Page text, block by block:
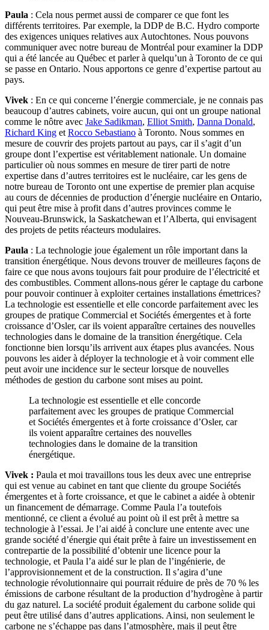
Paula : Cela nous permet aussi de comparer ce que font les
différents territoires. Par exemple, la DDP de B.C. Hydro comporte
des exigences uniques relatives aux Autochtones. Nous pouvons
communiquer avec notre bureau de Montréal pour examiner la DDP
qui a été lancée au Québec et parler à quelqu’un à Toronto de ce qui
se passe en Ontario. Nous apportons ce genre d’expertise partout au
pays.
Vivek : En ce qui concerne l’énergie commerciale, je ne connais pas
beaucoup d’autres cabinets, voire aucun, qui ont un groupe national
comme le nôtre avec Jake Sadikman, Elliot Smith, Danna Donald,
Richard King et Rocco Sebastiano à Toronto. Nous sommes en
mesure de couvrir des projets partout au pays, car il s’agit d’un
groupe dont l’expertise est véritablement nationale. Un domaine
particulier où nous sommes en mesure de tirer parti de notre
expertise dans d’autres territoires est le nucléaire, car les gens de
notre bureau de Toronto ont une expertise de premier plan acquise
au cours de décennies de production d’énergie nucléaire en Ontario,
qui peut être mise à profit dans d’autres provinces comme le
Nouveau-Brunswick, la Saskatchewan et l’Alberta, qui envisagent
des projets de petits réacteurs modulaires.
Paula : La technologie joue également un rôle important dans la
transition énergétique. Nous devons trouver de meilleures façons de
faire ce que nous avons toujours fait pour produire de l’électricité et
des combustibles. Comment allons-nous gérer le captage du carbone
pour pouvoir continuer à exploiter certaines installations émettrices?
La technologie est essentielle et elle concorde parfaitement avec les
groupes de pratique Commercial et Sociétés émergentes et à forte
croissance d’Osler, car ils voient apparaître certaines des nouvelles
technologies dans le domaine de la transition énergétique. Cela
fonctionne bien lorsqu’ils arrivent aux étapes plus avancées. Nous
pouvons les aider à déployer la technologie et à voir comment elle
peut avoir une incidence sur le secteur lorsque de nouvelles
méthodes de gestion du carbone sont mises au point.
La technologie est essentielle et elle concorde
parfaitement avec les groupes de pratique Commercial
et Sociétés émergentes et à forte croissance d’Osler, car
ils voient apparaître certaines des nouvelles
technologies dans le domaine de la transition
énergétique.
Vivek : Paula et moi travaillons tous les deux avec une entreprise
qui est venue au cabinet en tant que cliente du groupe Sociétés
émergentes et à forte croissance, et que le cabinet a aidée à obtenir
un financement de démarrage. Comme Paula l’a toutefois
mentionné, ce client a évolué au point où il est prêt à mettre sa
technologie à l’essai. Je l’ai aidé à conclure une entente avec une
grande société d’énergie qui était prête à faire un investissement en
contrepartie de la possibilité d’obtenir une licence pour la
technologie, et Paula l’a aidé sur le plan de l’ingénierie, de
l’approvisionnement et de la construction. Il s’agira d’une
technologie révolutionnaire qui pourrait réduire de près de 70 % les
émissions de carbone résultant de la production d’hydrogène à partir
du gaz naturel. La société produit également du carbone solide qui
peut être utilisé dans d’autres applications. Ainsi, non seulement le
carbone ne s’échappe pas dans l’atmosphère, mais il peut être